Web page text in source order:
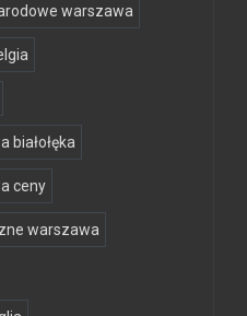
warszawa
białołęka
ceny
warszawa